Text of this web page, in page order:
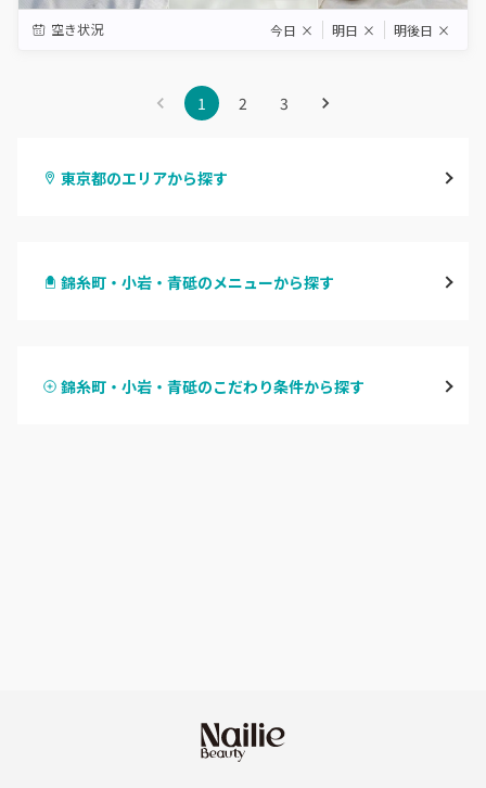
空き状況 今日 × 明日 × 明後日 ×
1 2 3
東京都のエリアから探す
錦糸町・小岩・青砥のメニューから探す
錦糸町・小岩・青砥のこだわり条件から探す